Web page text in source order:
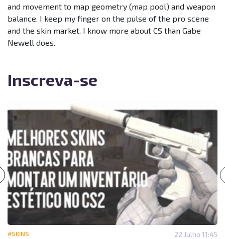
and movement to map geometry (map pool) and weapon
balance. I keep my finger on the pulse of the pro scene
and the skin market. I know more about CS than Gabe
Newell does.
Inscreva-se
#SKINS 22 Julho 11:45